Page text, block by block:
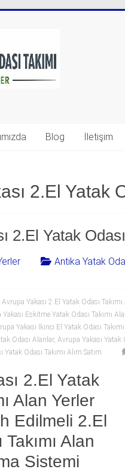
Blog İletişim
2.El Yatak
2.El Yatak
Antika Yatak
Avrupa Yakası 2.El Yatak Odası Takımı
Eskitme Yatak Odası Takımı
Yakası İkinci El Yatak Odası
Odası Alanlar, Avrupa Yakası Yatak
Yatak Odası Takımı Alım Satım
2.El Yatak
Alan Yerler
Edilmeli 2.El
Alan
Sistemi